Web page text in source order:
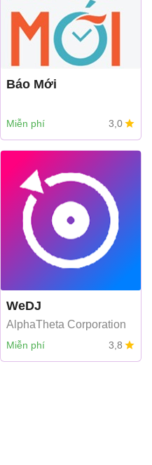
Báo Mới
Miễn phí 3,0
WeDJ
AlphaTheta Corporation
Miễn phí 3,8